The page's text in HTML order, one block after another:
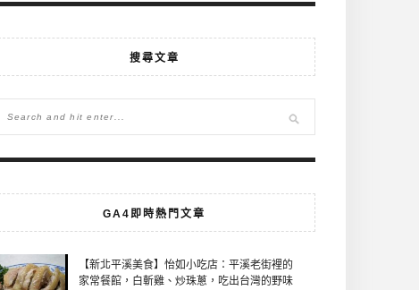
搜尋文章
GA4即時熱門文章
【新北平溪美食】怡如小吃店：平溪老街裡的
家常餐館，白斬雞、炒珠蔥，吃出台灣的野味